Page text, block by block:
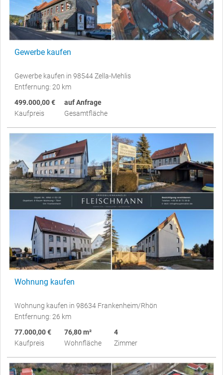
Gewerbe kaufen
Gewerbe kaufen in 98544 Zella-Mehlis
Entfernung: 20 km
499.000,00 €
Kaufpreis
auf Anfrage
Gesamtfläche
Wohnung kaufen
Wohnung kaufen in 98634 Frankenheim/Rhön
Entfernung: 26 km
77.000,00 €
Kaufpreis
76,80 m²
Wohnfläche
4
Zimmer